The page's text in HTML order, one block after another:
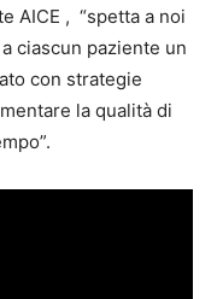
AICE , “spetta a noi
ciascun paziente un
con strategie
la qualità di